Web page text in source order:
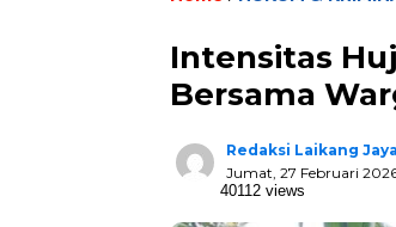
Intensitas
Bersama
Redaksi Laikang
Jumat, 27 Februari
40112 views